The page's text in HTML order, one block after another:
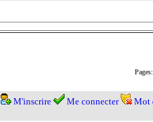
Pages:
M'inscrire Me connecter Mot